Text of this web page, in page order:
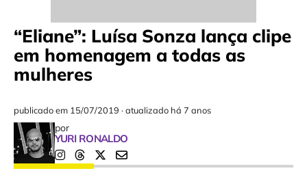
“Eliane”: Luísa Sonza lança clipe
em homenagem a todas as
mulheres
publicado em 15/07/2019 ·atualizado há 7 anos
por
YURI RONALDO